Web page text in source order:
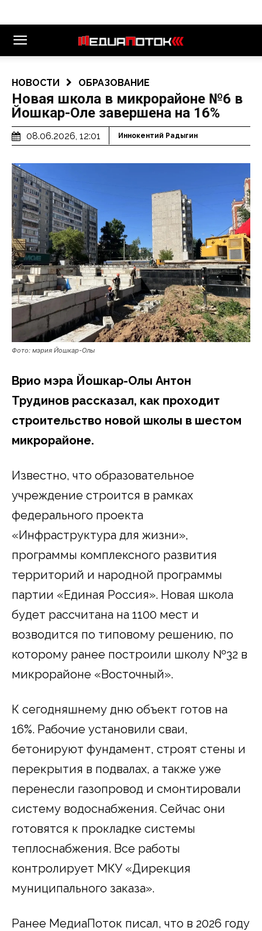
НОВОСТИ ОБРАЗОВАНИЕ
Новая школа в микрорайоне №6 в
Йошкар-Оле завершена на 16%
08.06.2026, 12:01 Иннокентий Радыгин
Фото: мэрия Йошкар-Олы
Врио мэра Йошкар-Олы Антон
Трудинов рассказал, как проходит
строительство новой школы в шестом
микрорайоне.
Известно, что образовательное
учреждение строится в рамках
федерального проекта
«Инфраструктура для жизни»,
программы комплексного развития
территорий и народной программы
партии «Единая Россия». Новая школа
будет рассчитана на 1100 мест и
возводится по типовому решению, по
которому ранее построили школу №32 в
микрорайоне «Восточный».
К сегодняшнему дню объект готов на
16%. Рабочие установили сваи,
бетонируют фундамент, строят стены и
перекрытия в подвалах, а также уже
перенесли газопровод и смонтировали
систему водоснабжения. Сейчас они
готовятся к прокладке системы
теплоснабжения. Все работы
контролирует МКУ «Дирекция
муниципального заказа».
Ранее МедиаПоток писал, что в 2026 году